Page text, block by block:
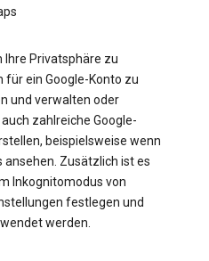
Ihre Privatsphäre zu
für ein Google-Konto zu
und verwalten oder
zahlreiche Google-
beispielsweise wenn
ansehen. Zusätzlich ist es
Inkognitomodus von
festlegen und
werden.